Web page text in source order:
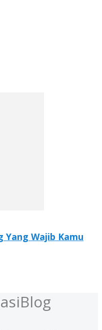
Yang Wajib Kamu